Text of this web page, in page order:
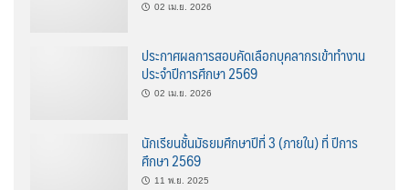
02 เม.ย. 2026
ประกาศผลการสอบคัดเลือกบุคลากรเข้าทำงาน
ประจำปีการศึกษา 2569
02 เม.ย. 2026
นักเรียนชั้นมัธยมศึกษาปีที่ 3 (ภายใน) ที่ ปีการ
ศึกษา 2569
11 พ.ย. 2025